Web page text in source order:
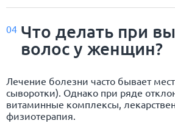
04 Что делать при
волос у женщин?
Лечение болезни часто бывает
сыворотки). Однако при ряде
витаминные комплексы,
физиотерапия.